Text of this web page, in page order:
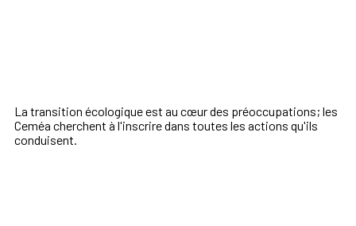
La transition écologique est au cœur des préoccupations; les
Ceméa cherchent à l'inscrire dans toutes les actions qu'ils
conduisent.